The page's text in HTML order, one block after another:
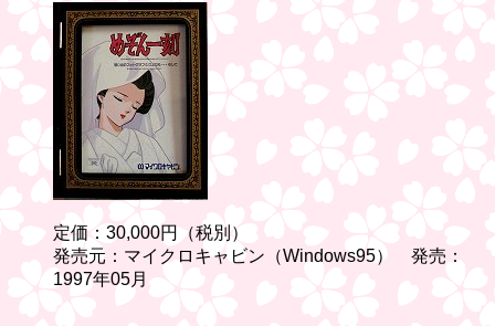
定価：30,000円（税別）
発売元：マイクロキャビン（Windows95） 発売：
1997年05月